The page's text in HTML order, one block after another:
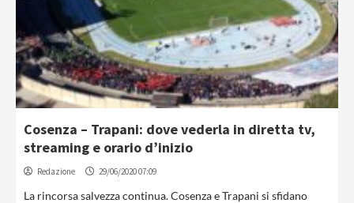
Cosenza – Trapani: dove vederla in diretta tv,
streaming e orario d’inizio
Redazione 29/06/2020 07:09
La rincorsa salvezza continua. Cosenza e Trapani si sfidano